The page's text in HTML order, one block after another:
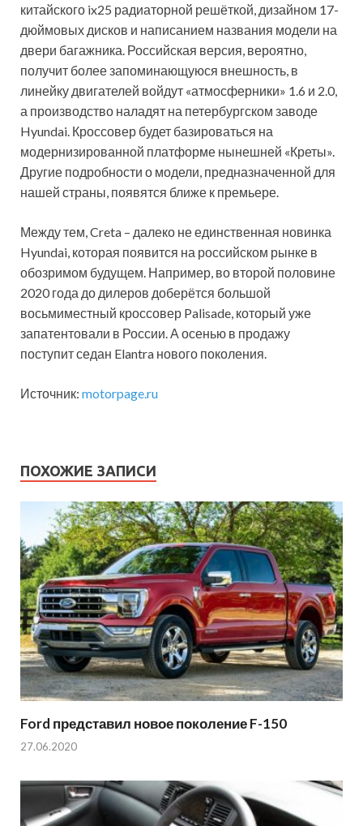
китайского ix25 радиаторной решёткой, дизайном 17-
дюймовых дисков и написанием названия модели на
двери багажника. Российская версия, вероятно,
получит более запоминающуюся внешность, в
линейку двигателей войдут «атмосферники» 1.6 и 2.0,
а производство наладят на петербургском заводе
Hyundai. Кроссовер будет базироваться на
модернизированной платформе нынешней «Креты».
Другие подробности о модели, предназначенной для
нашей страны, появятся ближе к премьере.
Между тем, Creta – далеко не единственная новинка
Hyundai, которая появится на российском рынке в
обозримом будущем. Например, во второй половине
2020 года до дилеров доберётся большой
восьмиместный кроссовер Palisade, который уже
запатентовали в России. А осенью в продажу
поступит седан Elantra нового поколения.
Источник: motorpage.ru
ПОХОЖИЕ ЗАПИСИ
Ford представил новое поколение F-150
27.06.2020